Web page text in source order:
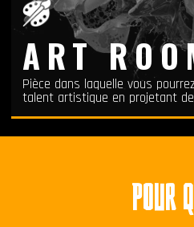
ART
Pièce dans laquelle vous
talent artistique en projetant
POUR